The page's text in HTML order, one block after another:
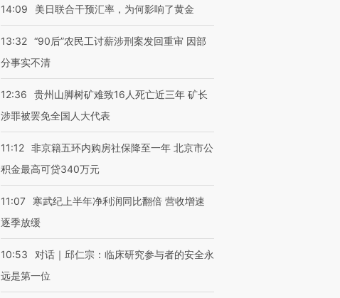
14:09 美日联合干预汇率，为何影响了黄金
13:32 “90后”农民工讨薪涉刑案发回重审 因部
分事实不清
12:36
贵州山脚树矿难致16人死亡近三年 矿长
涉罪被罢免全国人大代表
11:12 非京籍五环内购房社保降至一年 北京市公
积金最高可贷340万元
11:07
寒武纪上半年净利润同比翻倍 营收增速
逐季放缓
10:53
对话｜邱仁宗：临床研究参与者的安全永
远是第一位